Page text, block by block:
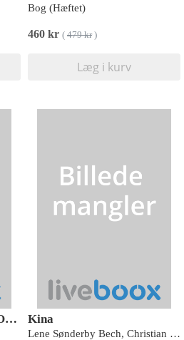
Bog (Hæftet)
460 kr ( 479 kr)
Læg i kurv
MYTEN OM DEN RATIONELLE VÆLGER Kina
Lene Sønderby Bech, Christian Nielsen og Signe Lang Holmgaard